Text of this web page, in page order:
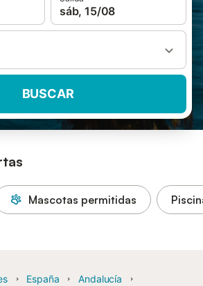
sáb, 15/08
BUSCAR
Mascotas permitidas
España
Andalucía